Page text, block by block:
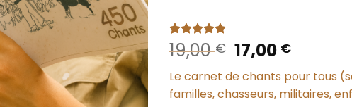
Noté5.00
sur 5 basé
2
notations
client
19,00€ Le
prix
initial
était :
17,00 €Le
prix
actuel
est :
Le carnet de chants pour tous
familles, chasseurs, militaires,